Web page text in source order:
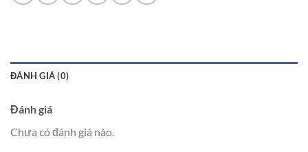
ĐÁNH GIÁ (0)
Đánh giá
Chưa có đánh giá nào.